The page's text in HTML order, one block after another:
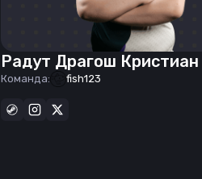
Радут Драгош Кристиан
Команда: fish123